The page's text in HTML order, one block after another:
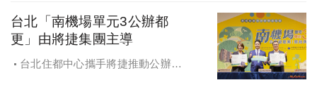
台北「南機場單元3公辦都
更」由將捷集團主導
台北住都中心攜手將捷推動公辦都